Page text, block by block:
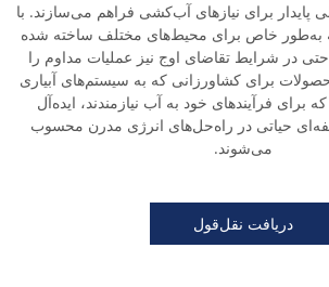
برای نیازهای آب‌کشی فراهم می‌سازند. با
خاص برای محیط‌های مختلف ساخته شده
در شرایط تقاضای اوج نیز عملیات مداوم را
برای کشاورزانی که به سیستم‌های آبیاری
که برای فرآیندهای خود به آب نیازمندند، ایده‌آل
حیاتی در راه‌حل‌های انرژی مدرن محسوب
می‌شوند.
دریافت نقل‌قول